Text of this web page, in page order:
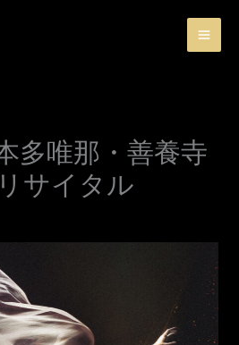
多唯那・善養寺
サイタル